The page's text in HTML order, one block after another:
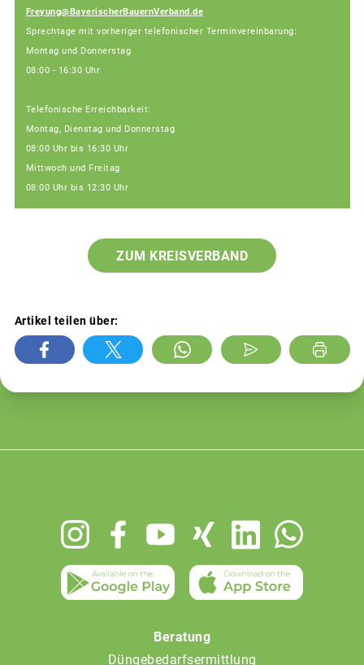
Freyung@BayerischerBauernVerband.de
Sprechtage mit vorheriger telefonischer Terminvereinbarung:
Montag und Donnerstag
08:00 - 16:30 Uhr
Telefonische Erreichbarkeit:
Montag, Dienstag und Donnerstag
08:00 Uhr bis 16:30 Uhr
Mittwoch und Freitag
08:00 Uhr bis 12:30 Uhr
ZUM KREISVERBAND
Artikel teilen über:
Beratung
Düngebedarfsermittlung